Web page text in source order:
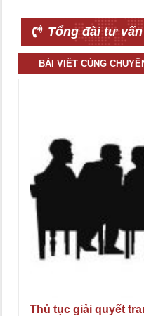
Tổng đài tư
BÀI VIẾT CÙNG
Thủ tục giải quyết